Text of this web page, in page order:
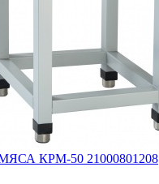
КРМ-50 21000801208